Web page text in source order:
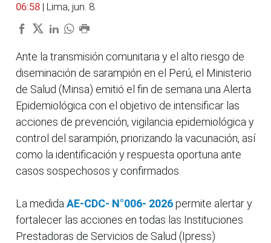
06:58 | Lima, jun. 8.
Ante la transmisión comunitaria y el alto riesgo de
diseminación de sarampión en el Perú, el Ministerio
de Salud (Minsa) emitió el fin de semana una Alerta
Epidemiológica con el objetivo de intensificar las
acciones de prevención, vigilancia epidemiológica y
control del sarampión, priorizando la vacunación, así
como la identificación y respuesta oportuna ante
casos sospechosos y confirmados.
La medida AE-CDC- N°006- 2026permite alertar y
fortalecer las acciones en todas las Instituciones
Prestadoras de Servicios de Salud (Ipress)